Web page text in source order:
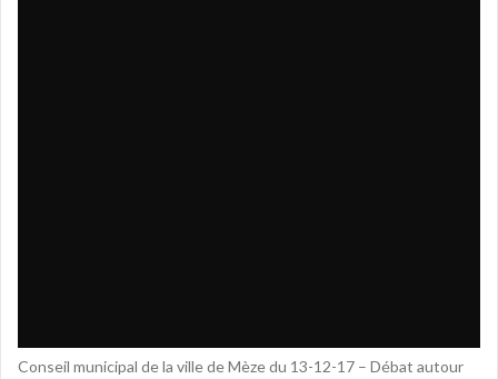
Conseil municipal de la ville de Mèze du 13-12-17 – Débat autour